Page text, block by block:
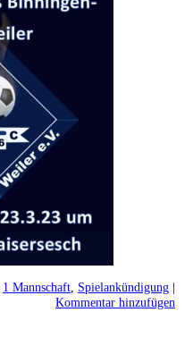
1 Mannschaft Spielankündigung |
Kommentar hinzufügen